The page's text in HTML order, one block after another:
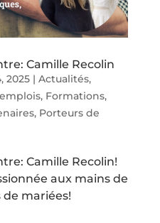
Camille Recolin
2025| Actualités,
, Formations,
, Porteurs de
Camille Recolin!
aux mains de
mariées!